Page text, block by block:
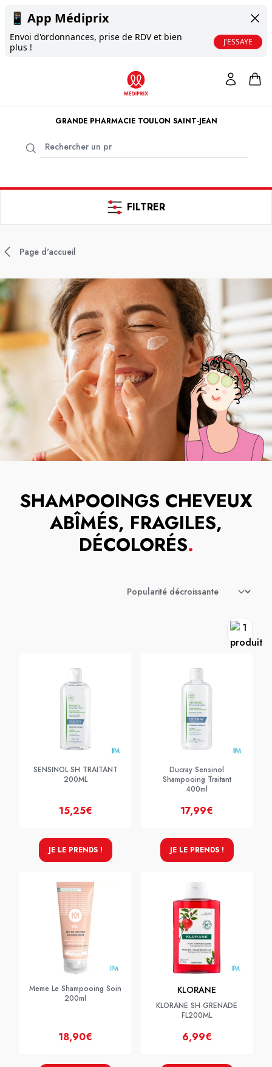
📱 App Médiprix
Envoi d'ordonnances, prise de RDV et bien
plus !
J'ESSAYE
GRANDE PHARMACIE TOULON SAINT-JEAN
FILTRER
Page d'accueil
SHAMPOOINGS CHEVEUX
ABÎMÉS, FRAGILES,
DÉCOLORÉS.
SENSINOL SH TRAITANT
200ML
15,25€
JE LE PRENDS !
Ducray Sensinol
Shampooing Traitant
400ml
17,99€
JE LE PRENDS !
Meme Le Shampooing Soin
200ml
18,90€
KLORANE
KLORANE SH GRENADE
FL200ML
6,99€